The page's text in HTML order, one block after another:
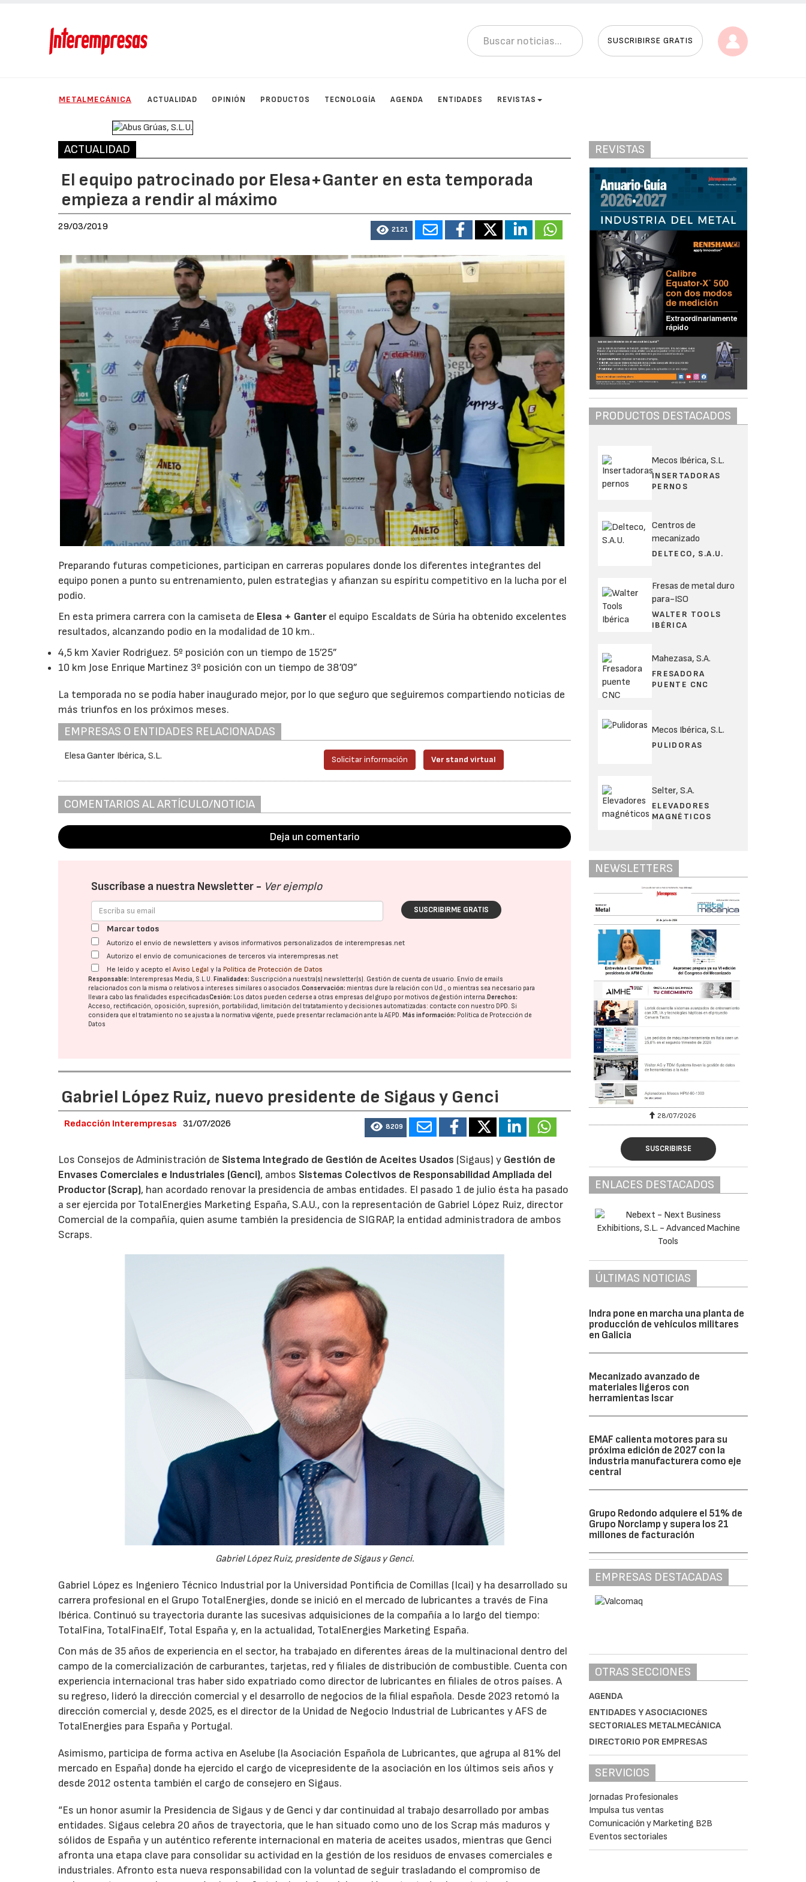
SUSCRIBIRSE GRATIS
METALMECÁNICA ACTUALIDAD OPINIÓN PRODUCTOS TECNOLOGÍA AGENDA ENTIDADES REVISTAS
ACTUALIDAD
El equipo patrocinado por Elesa+Ganter en esta temporada
empieza a rendir al máximo
29/03/2019 2121
Preparando futuras competiciones, participan en carreras populares donde los diferentes integrantes del
equipo ponen a punto su entrenamiento, pulen estrategias y afianzan su espíritu competitivo en la lucha por el
podio.
En esta primera carrera con la camiseta de Elesa + Ganterel equipo Escaldats de Súria ha obtenido excelentes
resultados, alcanzando podio en la modalidad de 10 km..
4,5 km Xavier Rodriguez. 5º posición con un tiempo de 15’25”
10 km Jose Enrique Martinez 3º posición con un tiempo de 38’09”
La temporada no se podía haber inaugurado mejor, por lo que seguro que seguiremos compartiendo noticias de
más triunfos en los próximos meses.
EMPRESAS O ENTIDADES RELACIONADAS
Elesa Ganter Ibérica, S.L. Solicitar información Ver stand virtual
COMENTARIOS AL ARTÍCULO/NOTICIA
Deja un comentario
Suscríbase a nuestra Newsletter - Ver ejemplo
SUSCRIBIRME GRATIS
Marcar todos
Autorizo el envío de newsletters y avisos informativos personalizados de interempresas.net
Autorizo el envío de comunicaciones de terceros vía interempresas.net
He leído y acepto elAviso Legal y la Política de Protección de Datos
Responsable: Interempresas Media, S.L.U.Finalidades: Suscripción a nuestra(s) newsletter(s). Gestión de cuenta de usuario. Envío de emails
relacionados con la misma o relativos a intereses similares o asociados.Conservación: mientras dure la relación con Ud., o mientras sea necesario para
llevar a cabo las finalidades especificadasCesión: Los datos pueden cederse a otras empresas del grupo por motivos de gestión interna.Derechos:
Acceso, rectificación, oposición, supresión, portabilidad, limitación del tratatamiento y decisiones automatizadas: contacte con nuestro DPD. Si
considera que el tratamiento no se ajusta a la normativa vigente, puede presentar reclamación ante laAEPD.Más información: Política de Protección de
Datos
Gabriel López Ruiz, nuevo presidente de Sigaus y Genci
Redacción Interempresas 31/07/2026 8209
Los Consejos de Administración de Sistema Integrado de Gestión de Aceites Usados (Sigaus) y Gestión de
Envases Comerciales e Industriales (Genci), ambos Sistemas Colectivos de Responsabilidad Ampliada del
Productor (Scrap), han acordado renovar la presidencia de ambas entidades. El pasado 1 de julio ésta ha pasado
a ser ejercida por TotalEnergies Marketing España, S.A.U., con la representación de Gabriel López Ruiz, director
Comercial de la compañía, quien asume también la presidencia de SIGRAP, la entidad administradora de ambos
Scraps.
Gabriel López Ruiz, presidente de Sigaus y Genci.
Gabriel López es Ingeniero Técnico Industrial por la Universidad Pontificia de Comillas (Icai) y ha desarrollado su
carrera profesional en el Grupo TotalEnergies, donde se inició en el mercado de lubricantes a través de Fina
Ibérica. Continuó su trayectoria durante las sucesivas adquisiciones de la compañía a lo largo del tiempo:
TotalFina, TotalFinaElf, Total España y, en la actualidad, TotalEnergies Marketing España.
Con más de 35 años de experiencia en el sector, ha trabajado en diferentes áreas de la multinacional dentro del
campo de la comercialización de carburantes, tarjetas, red y filiales de distribución de combustible. Cuenta con
experiencia internacional tras haber sido expatriado como director de lubricantes en filiales de otros países. A
su regreso, lideró la dirección comercial y el desarrollo de negocios de la filial española. Desde 2023 retomó la
dirección comercial y, desde 2025, es el director de la Unidad de Negocio Industrial de Lubricantes y AFS de
TotalEnergies para España y Portugal.
Asimismo, participa de forma activa en Aselube (la Asociación Española de Lubricantes, que agrupa al 81% del
mercado en España) donde ha ejercido el cargo de vicepresidente de la asociación en los últimos seis años y
desde 2012 ostenta también el cargo de consejero en Sigaus.
“Es un honor asumir la Presidencia de Sigaus y de Genci y dar continuidad al trabajo desarrollado por ambas
entidades. Sigaus celebra 20 años de trayectoria, que le han situado como uno de los Scrap más maduros y
sólidos de España y un auténtico referente internacional en materia de aceites usados, mientras que Genci
afronta una etapa clave para consolidar su actividad en la gestión de los residuos de envases comerciales e
industriales. Afronto esta nueva responsabilidad con la voluntad de seguir trasladando el compromiso de
REVISTAS
PRODUCTOS DESTACADOS
Mecos Ibérica, S.L.
INSERTADORAS
PERNOS
Centros de
mecanizado
DELTECO, S.A.U.
Fresas de metal duro
para-ISO
WALTER TOOLS
IBÉRICA
Mahezasa, S.A.
FRESADORA
PUENTE CNC
Mecos Ibérica, S.L.
PULIDORAS
Selter, S.A.
ELEVADORES
MAGNÉTICOS
NEWSLETTERS
30/07/2026 28/07/2026
SUSCRIBIRSE
ENLACES DESTACADOS
ÚLTIMAS NOTICIAS
Indra pone en marcha una planta de
producción de vehículos militares
en Galicia
Mecanizado avanzado de
materiales ligeros con
herramientas Iscar
EMAF calienta motores para su
próxima edición de 2027 con la
industria manufacturera como eje
central
Grupo Redondo adquiere el 51% de
Grupo Norclamp y supera los 21
millones de facturación
EMPRESAS DESTACADAS
OTRAS SECCIONES
AGENDA
ENTIDADES Y ASOCIACIONES
SECTORIALES METALMECÁNICA
DIRECTORIO POR EMPRESAS
SERVICIOS
Jornadas Profesionales
Impulsa tus ventas
Comunicación y Marketing B2B
Eventos sectoriales